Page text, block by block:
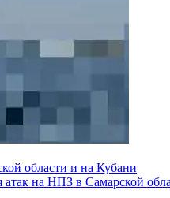
области и на Кубани
на НПЗ в Самарской